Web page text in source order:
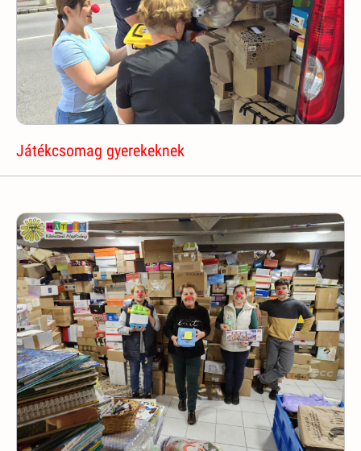
Játékcsomag gyerekeknek